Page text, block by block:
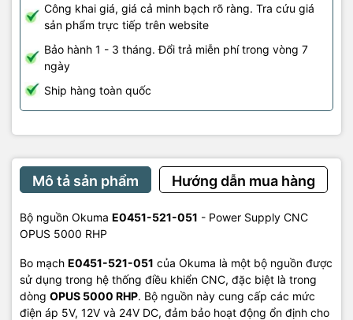
Công khai giá, giá cả minh bạch rõ ràng. Tra cứu giá
sản phẩm trực tiếp trên website
Bảo hành 1 - 3 tháng. Đổi trả miễn phí trong vòng 7
ngày
Ship hàng toàn quốc
Mô tả sản phẩm Hướng dẫn mua hàng
Bộ nguồn Okuma E0451-521-051 - Power Supply CNC
OPUS 5000 RHP
Bo mạch E0451-521-051 của Okuma là một bộ nguồn được
sử dụng trong hệ thống điều khiển CNC, đặc biệt là trong
dòng OPUS 5000 RHP. Bộ nguồn này cung cấp các mức
điện áp 5V, 12V và 24V DC, đảm bảo hoạt động ổn định cho